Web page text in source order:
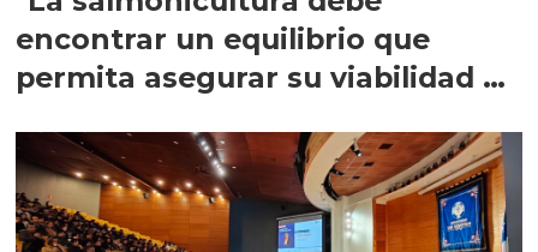
encontrar un equilibrio que
permita asegurar su viabilidad de